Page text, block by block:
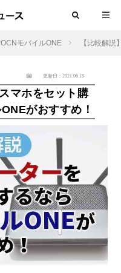
OCNモバイルONE 【比較解
更新日：2021.06.18
マホをセット購
がおすすめ！